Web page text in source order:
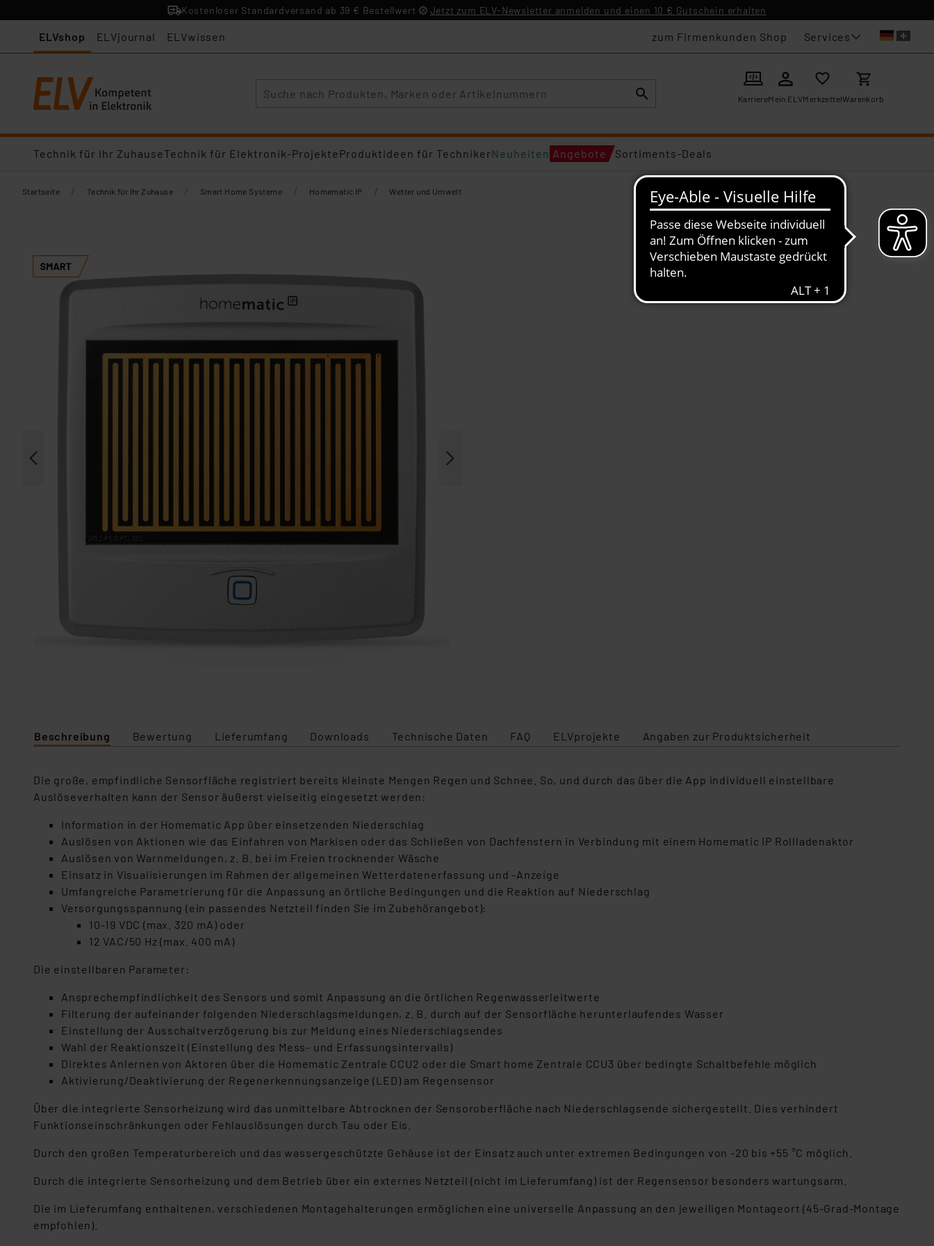
Kostenloser Standardversand ab 39 € Bestellwert Jetzt zum ELV-Newsletter anmelden und einen 10 € Gutschein erhalten
ELVshop ELVjournal ELVwissen zum Firmenkunden Shop Services
KarriereMein ELVMerkzettelWarenkorb
Technik für Ihr ZuhauseTechnik für Elektronik-ProjekteProduktideen für TechnikerNeuheiten Angebote Sortiments-Deals
Startseite / Technik für Ihr Zuhause / Smart Home Systeme / Homematic IP / Wetter und Umwelt
Beschreibung Bewertung Lieferumfang Downloads Technische Daten FAQ ELVprojekte Angaben zur Produktsicherheit
Die große, empfindliche Sensorfläche registriert bereits kleinste Mengen Regen und Schnee. So, und durch das über die App individuell einstellbare
Auslöseverhalten kann der Sensor äußerst vielseitig eingesetzt werden:
Information in der Homematic App über einsetzenden Niederschlag
Auslösen von Aktionen wie das Einfahren von Markisen oder das Schließen von Dachfenstern in Verbindung mit einem Homematic IP Rollladenaktor
Auslösen von Warnmeldungen, z. B. bei im Freien trocknender Wäsche
Einsatz in Visualisierungen im Rahmen der allgemeinen Wetterdatenerfassung und -Anzeige
Umfangreiche Parametrierung für die Anpassung an örtliche Bedingungen und die Reaktion auf Niederschlag
Versorgungsspannung (ein passendes Netzteil finden Sie im Zubehörangebot):
10-19 VDC (max. 320 mA) oder
12 VAC/50 Hz (max. 400 mA)
Die einstellbaren Parameter:
Ansprechempfindlichkeit des Sensors und somit Anpassung an die örtlichen Regenwasserleitwerte
Filterung der aufeinander folgenden Niederschlagsmeldungen, z. B. durch auf der Sensorfläche herunterlaufendes Wasser
Einstellung der Ausschaltverzögerung bis zur Meldung eines Niederschlagsendes
Wahl der Reaktionszeit (Einstellung des Mess- und Erfassungsintervalls)
Direktes Anlernen von Aktoren über die Homematic Zentrale CCU2 oder die Smart home Zentrale CCU3 über bedingte Schaltbefehle möglich
Aktivierung/Deaktivierung der Regenerkennungsanzeige (LED) am Regensensor
Über die integrierte Sensorheizung wird das unmittelbare Abtrocknen der Sensoroberfläche nach Niederschlagsende sichergestellt. Dies verhindert
Funktionseinschränkungen oder Fehlauslösungen durch Tau oder Eis.
Durch den großen Temperaturbereich und das wassergeschützte Gehäuse ist der Einsatz auch unter extremen Bedingungen von -20 bis +55 °C möglich.
Durch die integrierte Sensorheizung und dem Betrieb über ein externes Netzteil (nicht im Lieferumfang) ist der Regensensor besonders wartungsarm.
Die im Lieferumfang enthaltenen, verschiedenen Montagehalterungen ermöglichen eine universelle Anpassung an den jeweiligen Montageort (45-Grad-Montage
empfohlen).